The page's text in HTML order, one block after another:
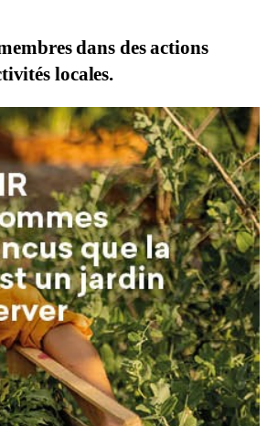
dans des actions
locales.